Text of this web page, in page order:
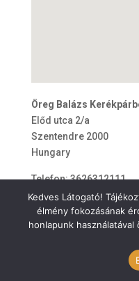
Öreg Balázs
Előd utca 2/a
Szentendre 2000
Hungary
Telefon:3626312111
E-mail:
Kedves Látogató!
élmény fokozásának
honlapunk